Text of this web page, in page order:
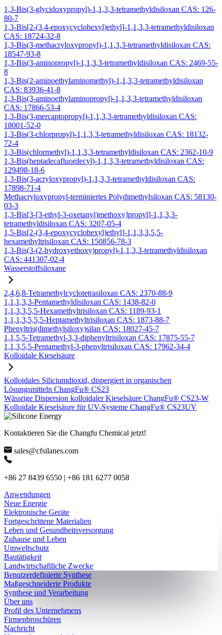
1,3-Bis(3-glycidoxypropyl)-1,1,3,3-tetramethyldisiloxan CAS: 126-
80-7
1,3-Bis[2-(3,4-epoxycyclohexyl)ethyl]-1,1,3,3-tetramethyldisiloxan
CAS: 18724-32-8
1,3-Bis(3-methacryloxypropyl)-1,1,3,3-tetramethyldisiloxan CAS:
18547-93-8
1,3-Bis(3-aminopropyl)-1,1,3,3-tetramethyldisiloxan CAS: 2469-55-
8
1,3-Bis(2-aminoethylaminomethyl)-1,1,3,3-tetramethyldisiloxan
CAS: 83936-41-8
1,3-Bis(3-aminoethylaminopropyl)-1,1,3,3-tetramethyldisiloxan
CAS: 17866-53-4
1,3-Bis(3-mercaptopropyl)-1,1,3,3-tetramethyldisiloxan CAS:
18001-52-0
1,3-Bis(3-chlorpropyl)-1,1,3,3-tetramethyldisiloxan CAS: 18132-
72-4
1,3-Bis(chlormethyl)-1,1,3,3-tetramethyldisiloxan CAS: 2362-10-9
1,3-Bis(heptadecafluordecyl)-1,1,3,3-tetramethyldisiloxan CAS:
129498-18-6
1,3-Bis(3-acryloxypropyl)-1,1,3,3-tetramethyldisiloxan CAS:
17898-71-4
Methacryloxypropyl-terminiertes Polydimethylsiloxan CAS: 58130-
03-3
1,3-Bis[3-[3-ethyl-3-oxetanyl)methoxy]propyl]-1,1,3,3-
tetramethyldisiloxan CAS: 3207-05-4
1,5-Bis[2-(3,4-epoxycyclohexyl)ethyl]-1,1,3,3,5,5-
hexamethyltrisiloxan CAS: 150856-78-3
1,3-Bis(3-(2-hydroxyethoxy)propyl)-1,1,3,3-tetramethyldisiloxan
CAS: 441307-02-4
Wasserstoffsiloxane
2,4,6,8-Tetramethylcyclotetrasiloxan CAS: 2370-88-9
1,1,1,3,3-Pentamethyldisiloxan CAS: 1438-82-0
1,1,3,3,5,5-Hexamethyltrisiloxan CAS: 1189-93-1
1,1,1,3,5,5,5-Heptamethyltrisiloxan CAS: 1873-88-7
Phenyltris(dimethylsiloxy)silan CAS: 18027-45-7
1,1,5,5-Tetramethyl-3,3-diphenyltrisiloxan CAS: 17875-55-7
1,1,3,5,5-Pentamethyl-3-phenyltrisiloxan CAS: 17962-34-4
Kolloidale Kieselsäure
Kolloidales Siliciumdioxid, dispergiert in organischen
Lösungsmitteln ChangFu® CS23
Wässrige Dispersion kolloidaler Kieselsäure ChangFu® CS23-W
Kolloidale Kieselsäure für UV-Systeme ChangFu® CS23UV
Kontaktieren Sie die Changfu Chemical jetzt!
sales@cfsilanes.com
+86 27 8439 6550 | +86 181 6277 0058
Anwendungen
Neue Energie
Elektronische Geräte
Fortgeschrittene Materialien
Leben und Gesundheitsversorgung
Zuhause und Leben
Umweltschutz
Bautätigkeit
Landwirtschaftliche Zwecke
Benutzerdefinierte Synthese
Maßgeschneiderte Produkte
Synthese und Verarbeitung
Über uns
Profil des Unternehmens
Firmenbroschüren
Nachricht